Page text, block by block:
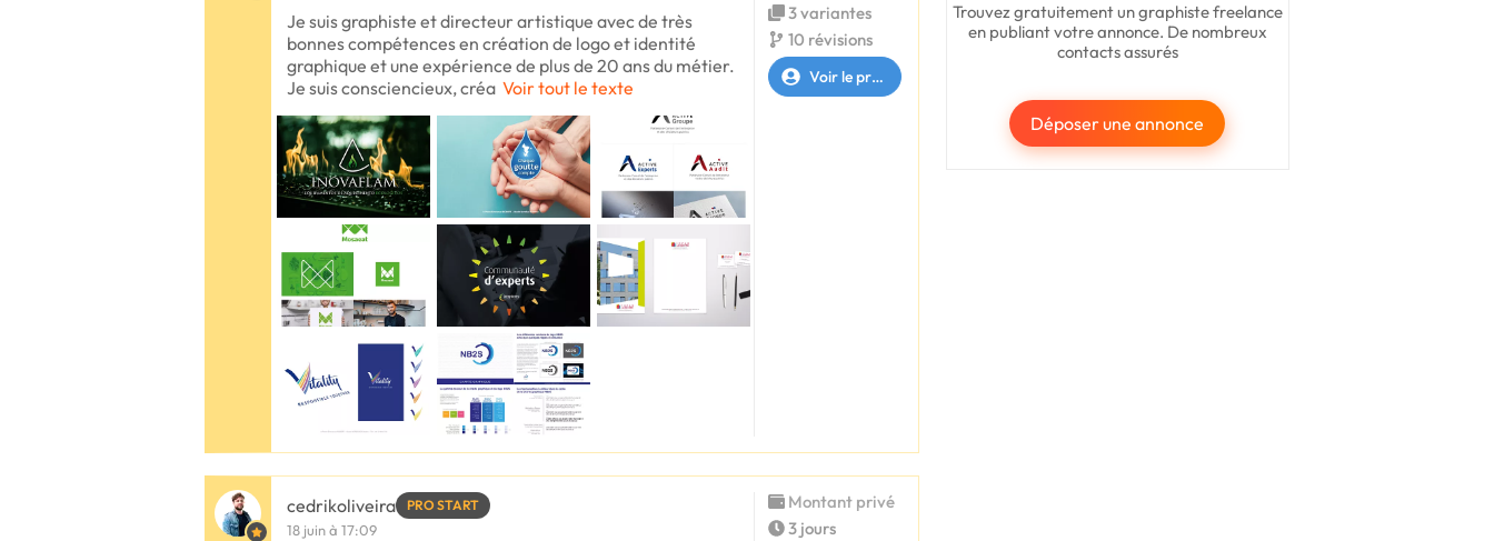
Trouvez gratuitement un graphiste freelance
en publiant votre annonce. De nombreux
contacts assurés
Déposer une annonce
Je suis graphiste et directeur artistique avec de très
bonnes compétences en création de logo et identité
graphique et une expérience de plus de 20 ans du métier.
Je suis consciencieux, créa Voir tout le texte
3 variantes
10 révisions
Voir le profil
cedrikoliveira PRO START
18 juin à 17:09
Montant privé
3 jours